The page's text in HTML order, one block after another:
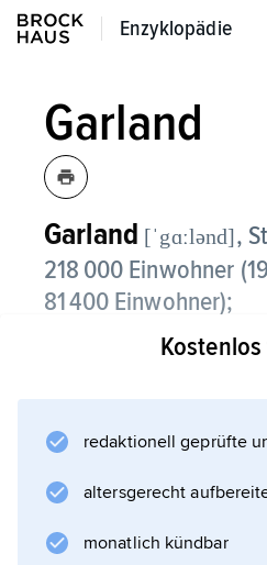
Enzyklopädie
Enzyklopädie
Garland
Garland [ˈgɑːlənd],
218 000 Einwohner
81 400 Einwohner);
Wohn- und
redaktionell geprüfte
altersgerecht
monatlich kündbar